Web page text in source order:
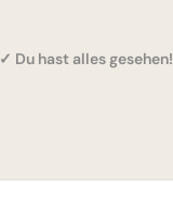
✓ Du hast alles gesehen!